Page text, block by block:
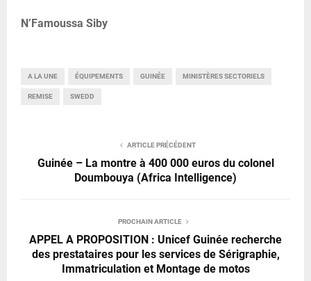
N’Famoussa Siby
A LA UNE ÉQUIPEMENTS GUINÉE MINISTÈRES SECTORIELS
REMISE SWEDD
ARTICLE PRÉCÉDENT
Guinée – La montre à 400 000 euros du colonel
Doumbouya (Africa Intelligence)
PROCHAIN ARTICLE
APPEL A PROPOSITION : Unicef Guinée recherche
des prestataires pour les services de Sérigraphie,
Immatriculation et Montage de motos